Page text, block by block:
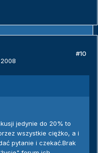
#10
jedynie do 20% to
wszystkie ciężko, a i
pytanie i czekać.Brak